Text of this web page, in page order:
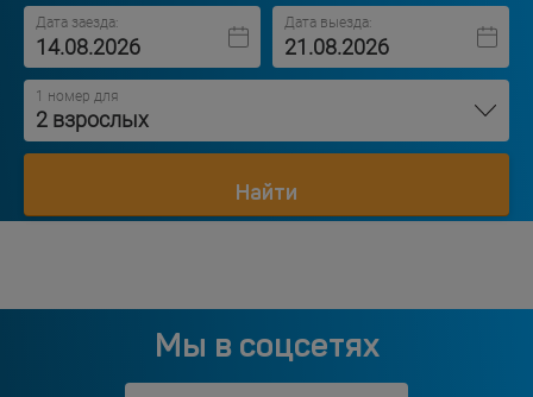
Дата заезда: Дата выезда:
1 номер для
2 взрослых
Найти
Мы в соцсетях